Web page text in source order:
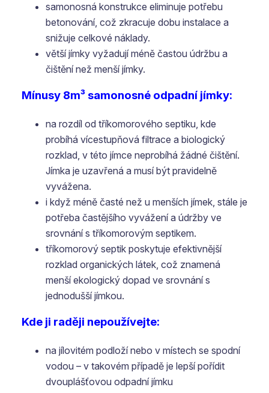
samonosná konstrukce eliminuje potřebu
betonování, což zkracuje dobu instalace a
snižuje celkové náklady.
větší jímky vyžadují méně častou údržbu a
čištění než menší jímky.
Mínusy 8m³ samonosné odpadní jímky:
na rozdíl od tříkomorového septiku, kde
probíhá vícestupňová filtrace a biologický
rozklad, v této jímce neprobíhá žádné čištění.
Jímka je uzavřená a musí být pravidelně
vyvážena.
i když méně časté než u menších jímek, stále je
potřeba častějšího vyvážení a údržby ve
srovnání s tříkomorovým septikem.
tříkomorový septik poskytuje efektivnější
rozklad organických látek, což znamená
menší ekologický dopad ve srovnání s
jednodušší jímkou.
Kde ji raději nepoužívejte:
na jílovitém podloží nebo v místech se spodní
vodou – v takovém případě je lepší pořídit
dvouplášťovou odpadní jímku